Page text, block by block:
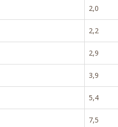
2,0
2,2
2,9
3,9
5,4
7,5